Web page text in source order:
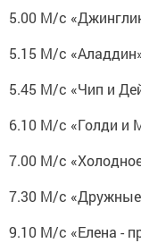
5.00 М/с
5.15 М/с
5.45 М/с «Чип и
6.10 М/с «Голди и
7.00 М/с
7.30 М/с
9.10 М/с «Елена -